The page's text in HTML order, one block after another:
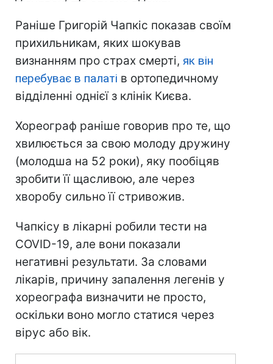
Раніше Григорій Чапкіс показав своїм
прихильникам, яких шокував
визнанням про страх смерті, як він
перебуває в палаті в ортопедичному
відділенні однієї з клінік Києва.
Хореограф раніше говорив про те, що
хвилюється за свою молоду дружину
(молодша на 52 роки), яку пообіцяв
зробити її щасливою, але через
хворобу сильно її стривожив.
Чапкісу в лікарні робили тести на
COVID-19, але вони показали
негативні результати. За словами
лікарів, причину запалення легенів у
хореографа визначити не просто,
оскільки воно могло статися через
вірус або вік.